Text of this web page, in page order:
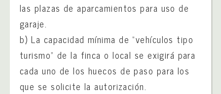
las plazas de aparcamientos para uso de
garaje.
b) La capacidad mínima de “vehículos tipo
turismo” de la finca o local se exigirá para
cada uno de los huecos de paso para los
que se solicite la autorización.